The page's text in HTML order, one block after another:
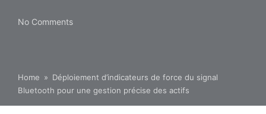
No Comments
Home » Déploiement d’indicateurs de force du signal
Bluetooth pour une gestion précise des actifs